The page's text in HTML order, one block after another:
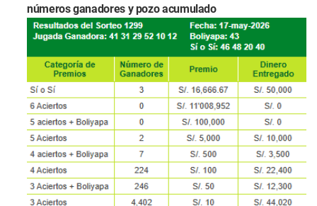
números ganadores y pozo acumulado